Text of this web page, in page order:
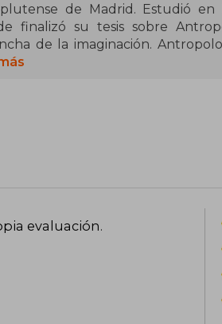
de Madrid. Estudió en
finalizó su tesis sobre
de la imaginación.
Llosa y José Alejandro
evaluación.